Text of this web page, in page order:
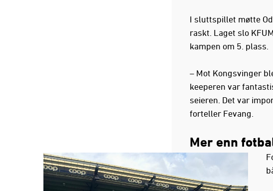
I sluttspillet møtte
raskt. Laget slo
kampen om 5. plass.
– Mot Kongsvinger
keeperen var
seieren. Det var
forteller Fevang.
Mer enn